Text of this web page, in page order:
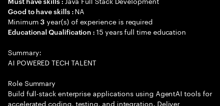
Good to have skills : NA
Minimum3 year(s) of experience is required
Educational Qualification :15 years full time education
Summary:
AI POWERED TECH TALENT
Role Summary
Build full-stack enterprise applications using AgentAI tools for
accelerated coding, testing, and integration. Deliver